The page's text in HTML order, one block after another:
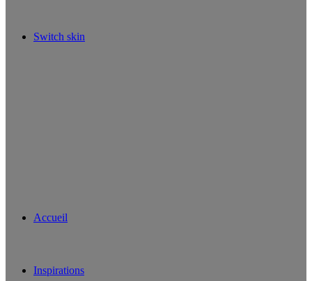
Switch skin
Accueil
Inspirations